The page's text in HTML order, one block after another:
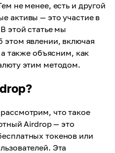
не менее, есть и другой
активы — это участие в
этой статье мы
явлении, включая
также объясним, как
этим методом.
что такое
Аirdrop — это
токенов или
Эта